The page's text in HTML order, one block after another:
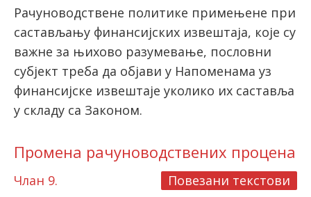
Рачуноводствене политике примењене при
састављању финансијских извештаја, које су
важне за њихово разумевање, пословни
субјект треба да објави у Напоменама уз
финансијске извештаје уколико их саставља
у складу са Законом.
Промена рачуноводствених процена
Повезани текстови
Члан 9.